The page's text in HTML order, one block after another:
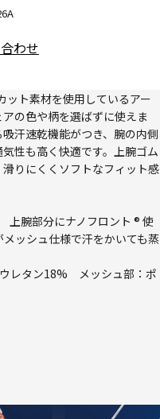
わせ
ット素材を使用しているアー
の色や柄を選ばずに使えま
汗速乾機能がつき、腕の内側
性も高く快適です。上腕ゴム
りにくくソフトなフィット感
腕部分にナノフロント ® 使
ッシュ仕様で汗をかいても蒸
レタン18% メッシュ部：ポ